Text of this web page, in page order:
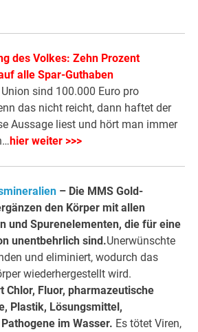
des Volkes: Zehn Prozent
alle Spar-Guthaben
sind 100.000 Euro pro
das nicht reicht, dann haftet der
Aussage liest und hört man immer
hier weiter >>>
– Die MMS Gold-
den Körper mit allen
und Spurenelementen, die für eine
unentbehrlich sind.Unerwünschte
und eliminiert, wodurch das
wiederhergestellt wird.
Chlor, Fluor, pharmazeutische
Plastik, Lösungsmittel,
im Wasser. Es tötet Viren,